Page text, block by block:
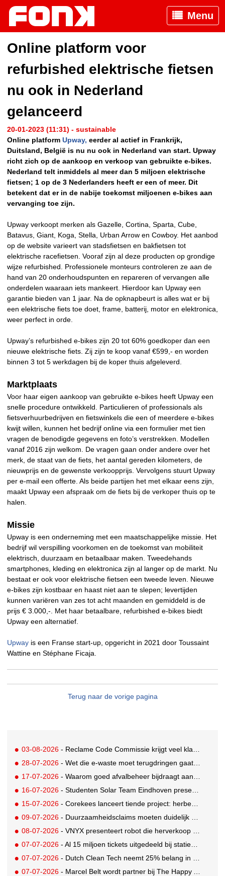
Menu
Online platform voor
refurbished elektrische fietsen
nu ook in Nederland
gelanceerd
20-01-2023 (11:31) - sustainable
Online platform Upway, eerder al actief in Frankrijk,
Duitsland, België is nu nu ook in Nederland van start. Upway
richt zich op de aankoop en verkoop van gebruikte e-bikes.
Nederland telt inmiddels al meer dan 5 miljoen elektrische
fietsen; 1 op de 3 Nederlanders heeft er een of meer. Dit
betekent dat er in de nabije toekomst miljoenen e-bikes aan
vervanging toe zijn.
Upway verkoopt merken als Gazelle, Cortina, Sparta, Cube,
Batavus, Giant, Koga, Stella, Urban Arrow en Cowboy. Het aanbod
op de website varieert van stadsfietsen en bakfietsen tot
elektrische racefietsen. Vooraf zijn al deze producten op grondige
wijze refurbished. Professionele monteurs controleren ze aan de
hand van 20 onderhoudspunten en repareren of vervangen alle
onderdelen waaraan iets mankeert. Hierdoor kan Upway een
garantie bieden van 1 jaar. Na de opknapbeurt is alles wat er bij
een elektrische fiets toe doet, frame, batterij, motor en elektronica,
weer perfect in orde.
Upway’s refurbished e-bikes zijn 20 tot 60% goedkoper dan een
nieuwe elektrische fiets. Zij zijn te koop vanaf €599,- en worden
binnen 3 tot 5 werkdagen bij de koper thuis afgeleverd.
Marktplaats
Voor haar eigen aankoop van gebruikte e-bikes heeft Upway een
snelle procedure ontwikkeld. Particulieren of professionals als
fietsverhuurbedrijven en fietswinkels die een of meerdere e-bikes
kwijt willen, kunnen het bedrijf online via een formulier met tien
vragen de benodigde gegevens en foto’s verstrekken. Modellen
vanaf 2016 zijn welkom. De vragen gaan onder andere over het
merk, de staat van de fiets, het aantal gereden kilometers, de
nieuwprijs en de gewenste verkoopprijs. Vervolgens stuurt Upway
per e-mail een offerte. Als beide partijen het met elkaar eens zijn,
maakt Upway een afspraak om de fiets bij de verkoper thuis op te
halen.
Missie
Upway is een onderneming met een maatschappelijke missie. Het
bedrijf wil verspilling voorkomen en de toekomst van mobiliteit
elektrisch, duurzaam en betaalbaar maken. Tweedehands
smartphones, kleding en elektronica zijn al langer op de markt. Nu
bestaat er ook voor elektrische fietsen een tweede leven. Nieuwe
e-bikes zijn kostbaar en haast niet aan te slepen; levertijden
kunnen variëren van zes tot acht maanden en gemiddeld is de
prijs € 3.000,-. Met haar betaalbare, refurbished e-bikes biedt
Upway een alternatief.
Upway is een Franse start-up, opgericht in 2021 door Toussaint
Wattine en Stéphane Ficaja.
Terug naar de vorige pagina
03-08-2026 - Reclame Code Commissie krijgt veel klachten over duurzaamheidsclaims
28-07-2026 - Wet die e-waste moet terugdringen gaat in, maar veel Nederlanders hebben er nog nooit van gehoord
17-07-2026 - Waarom goed afvalbeheer bijdraagt aan een professionelere bedrijfsvoering
16-07-2026 - Studenten Solar Team Eindhoven presenteren 's werelds eerste zonne-ambulance
15-07-2026 - Corekees lanceert tiende project: herbebossing met koffie
09-07-2026 - Duurzaamheidsclaims moeten duidelijk en controleerbaar zijn vanaf 27 september
08-07-2026 - VNYX presenteert robot die herverkoop van kleding vergemakkelijkt
07-07-2026 - Al 15 miljoen tickets uitgedeeld bij statiegeldwinactie met Tikkie
07-07-2026 - Dutch Clean Tech neemt 25% belang in bijna honderd jaar oud drinkwaterbedrijf in Guatemala
07-07-2026 - Marcel Belt wordt partner bij The Happy Activist